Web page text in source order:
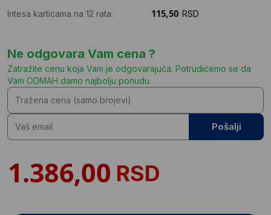
Intesa karticama na 12 rata:
RSD
Ne odgovara Vam cena ?
Zatražite cenu koja Vam je odgovarajuća. Potrudićemo se da
Vam ODMAH damo najbolju ponudu.
Pošalji
RSD